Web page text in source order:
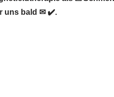
uns bald ✉ ✔️.